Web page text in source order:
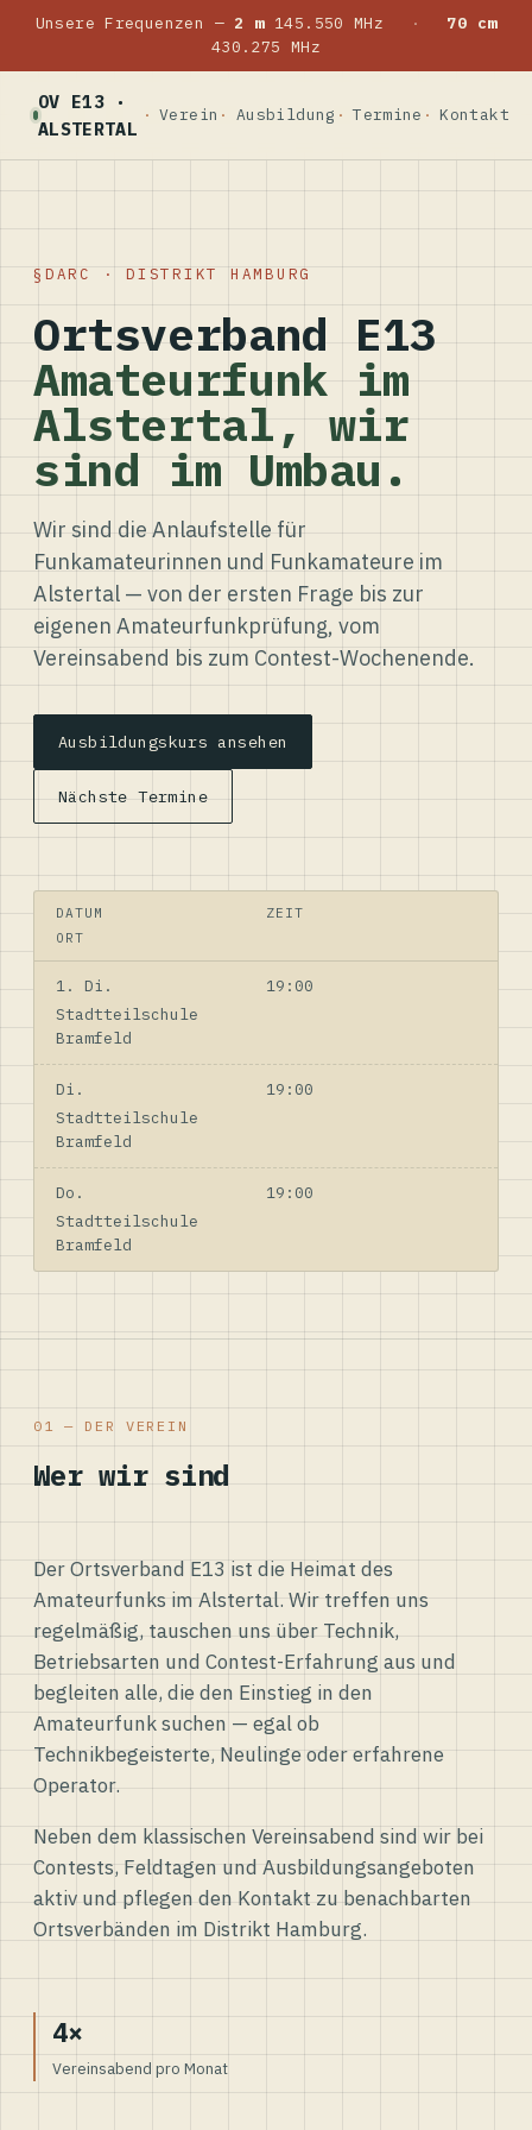
Unsere Frequenzen — 2 m145.550 MHz ·
70 cm
430.275 MHz
OV E13 ·
ALSTERTAL
Verein Ausbildung Termine Kontakt
DARC · DISTRIKT HAMBURG
Ortsverband E13
Amateurfunk im
Alstertal, wir
sind im Umbau.
Wir sind die Anlaufstelle für
Funkamateurinnen und Funkamateure im
Alstertal — von der ersten Frage bis zur
eigenen Amateurfunkprüfung, vom
Vereinsabend bis zum Contest-Wochenende.
Ausbildungskurs ansehen
Nächste Termine
DATUM
ZEIT
ORT
1. Di.
19:00
Stadtteilschule
Bramfeld
Di.
19:00
Stadtteilschule
Bramfeld
Do.
19:00
Stadtteilschule
Bramfeld
01 — DER VEREIN
Wer wir sind
Der Ortsverband E13 ist die Heimat des
Amateurfunks im Alstertal. Wir treffen uns
regelmäßig, tauschen uns über Technik,
Betriebsarten und Contest-Erfahrung aus und
begleiten alle, die den Einstieg in den
Amateurfunk suchen — egal ob
Technikbegeisterte, Neulinge oder erfahrene
Operator.
Neben dem klassischen Vereinsabend sind wir bei
Contests, Feldtagen und Ausbildungsangeboten
aktiv und pflegen den Kontakt zu benachbarten
Ortsverbänden im Distrikt Hamburg.
4×
Vereinsabend pro Monat